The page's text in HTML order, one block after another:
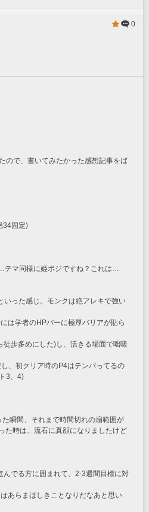
0
ので、書いてみたかった感想記事をば
34固定)
テマ同様に姫ポジですね？これは…
った感じ。モンクは絶アレキで強い
は学者のHPバーに極厚バリアが貼ら
歩多めにした)し、活きる場面で咄嗟
、初クリア時のP4はテンパってるの
3、4)
瞬間、それまで時間切れの扇範囲が
た時は、流石に真顔になりましたけど
でる方に囲まれて、2-3週間目標に対
あらまほしきことなりだなあと思い